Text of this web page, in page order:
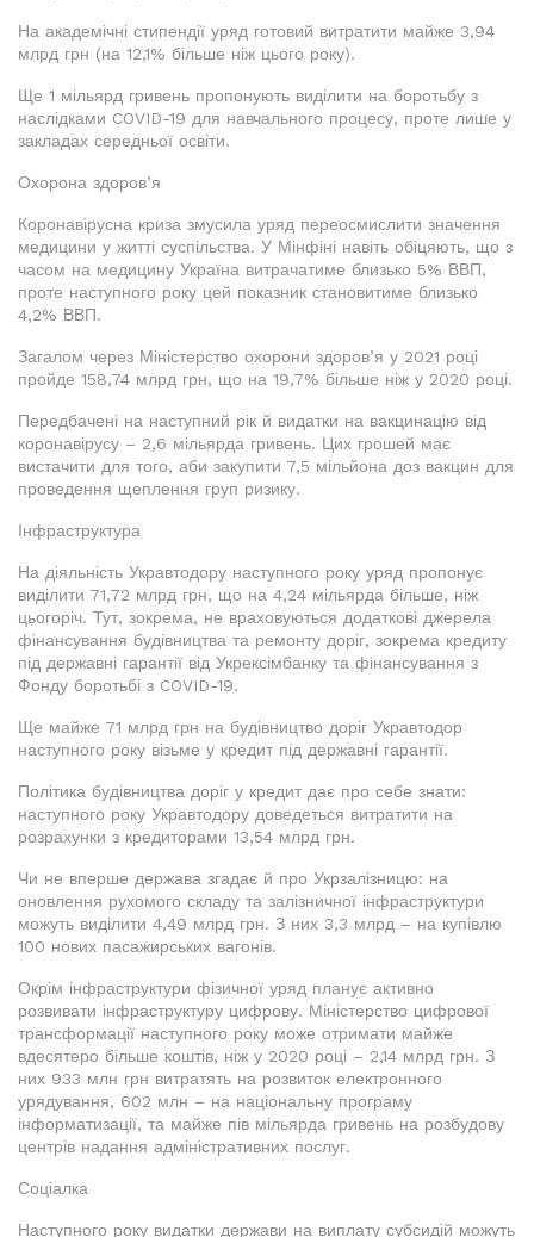
На академічні стипендії уряд готовий витратити майже 3,94
млрд грн (на 12,1% більше ніж цього року).
Ще 1 мільярд гривень пропонують виділити на боротьбу з
наслідками COVID-19 для навчального процесу, проте лише у
закладах середньої освіти.
Охорона здоров’я
Коронавірусна криза змусила уряд переосмислити значення
медицини у житті суспільства. У Мінфіні навіть обіцяють, що з
часом на медицину Україна витрачатиме близько 5% ВВП,
проте наступного року цей показник становитиме близько
4,2% ВВП.
Загалом через Міністерство охорони здоров’я у 2021 році
пройде 158,74 млрд грн, що на 19,7% більше ніж у 2020 році.
Передбачені на наступний рік й видатки на вакцинацію від
коронавірусу – 2,6 мільярда гривень. Цих грошей має
вистачити для того, аби закупити 7,5 мільйона доз вакцин для
проведення щеплення груп ризику.
Інфраструктура
На діяльність Укравтодору наступного року уряд пропонує
виділити 71,72 млрд грн, що на 4,24 мільярда більше, ніж
цьогоріч. Тут, зокрема, не враховуються додаткові джерела
фінансування будівництва та ремонту доріг, зокрема кредиту
під державні гарантії від Укрексімбанку та фінансування з
Фонду боротьбі з COVID-19.
Ще майже 71 млрд грн на будівництво доріг Укравтодор
наступного року візьме у кредит під державні гарантії.
Політика будівництва доріг у кредит дає про себе знати:
наступного року Укравтодору доведеться витратити на
розрахунки з кредиторами 13,54 млрд грн.
Чи не вперше держава згадає й про Укрзалізницю: на
оновлення рухомого складу та залізничної інфраструктури
можуть виділити 4,49 млрд грн. З них 3,3 млрд – на купівлю
100 нових пасажирських вагонів.
Окрім інфраструктури фізичної уряд планує активно
розвивати інфраструктуру цифрову. Міністерство цифрової
трансформації наступного року може отримати майже
вдесятеро більше коштів, ніж у 2020 році – 2,14 млрд грн. З
них 933 млн грн витратять на розвиток електронного
урядування, 602 млн – на національну програму
інформатизації, та майже пів мільярда гривень на розбудову
центрів надання адміністративних послуг.
Соціалка
Наступного року видатки держави на виплату субсидій можуть